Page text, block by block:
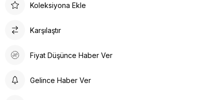
Koleksiyona Ekle
Karşılaştır
Fiyat Düşünce Haber Ver
Gelince Haber Ver